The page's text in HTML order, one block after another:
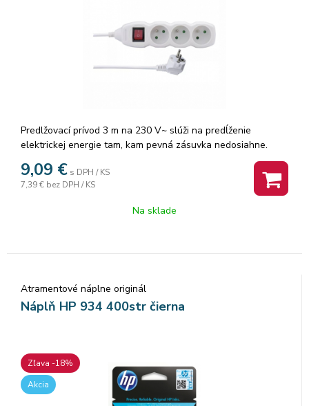
Predlžovací prívod 3 m na 230 V~ slúži na predĺženie
elektrickej energie tam, kam pevná zásuvka nedosiahne.
9,09 € s DPH / KS
7,39 € bez DPH / KS
Na sklade
Atramentové náplne originál
Náplň HP 934 400str čierna
Zľava -18%
Akcia